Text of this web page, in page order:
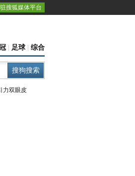
搜狐媒体平台
足球 综合
力双眼皮